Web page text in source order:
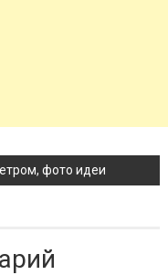
фото идеи